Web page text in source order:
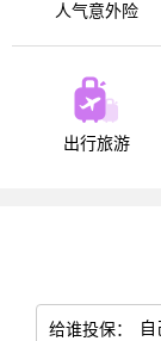
人气意外险
出行旅游
给谁投保：